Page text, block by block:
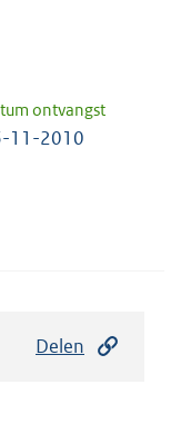
ontvangst
11-2010
Delen